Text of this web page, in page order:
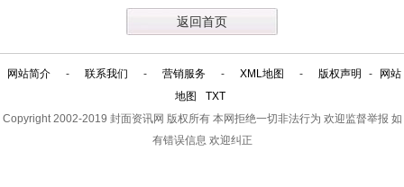
返回首页
网站简介 - 联系我们 - 营销服务 - XML地图 - 版权声明 -
网站
地图
TXT
Copyright 2002-2019 封面资讯网 版权所有 本网拒绝一切非法行为 欢迎监督举报 如
有错误信息 欢迎纠正